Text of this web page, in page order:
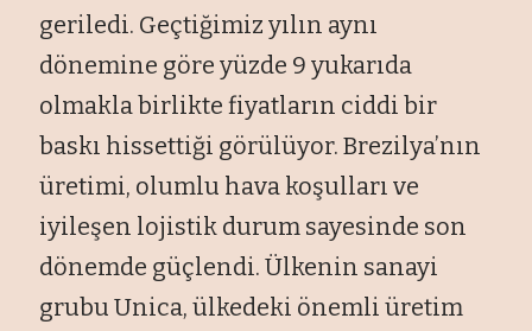
geriledi. Geçtiğimiz yılın aynı
dönemine göre yüzde 9 yukarıda
olmakla birlikte fiyatların ciddi bir
baskı hissettiği görülüyor. Brezilya’nın
üretimi, olumlu hava koşulları ve
iyileşen lojistik durum sayesinde son
dönemde güçlendi. Ülkenin sanayi
grubu Unica, ülkedeki önemli üretim